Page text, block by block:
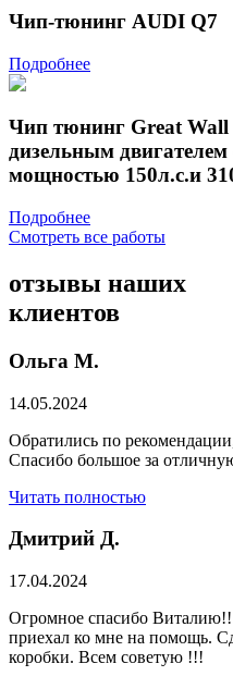
Чип-тюнинг AUDI Q7
Подробнее
Чип тюнинг Great Wall
дизельным
мощностью 150л.с.и
Подробнее
Смотреть все работы
отзывы наших
клиентов
Ольга М.
14.05.2024
Обратились по
Спасибо большое за
Читать полностью
Дмитрий Д.
17.04.2024
Огромное спасибо
приехал ко мне на помощь.
коробки. Всем советую !!!